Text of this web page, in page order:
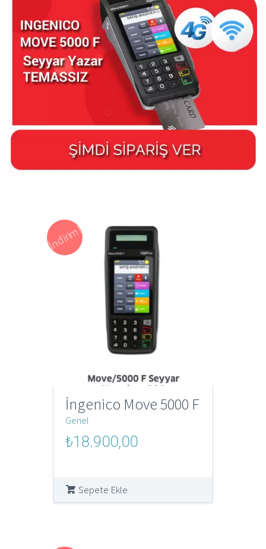
İndirim!
İngenico Move 5000 F
Genel
Orijinal
₺18.900,00Şu
Sepete Ekle